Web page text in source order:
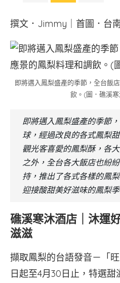
撰文．Jimmy｜首圖．台
即將邁入鳳梨盛產的季節，全台飯
飲。(圖．礁溪
即將邁入鳳梨盛產的季節
球，經過改良的各式鳳梨
觀光客喜愛的鳳梨酥，各
之外，全台各大飯店也紛
持，推出了各式各樣的鳳
迎接酸甜美好滋味的鳳梨
礁溪寒沐酒店｜沐運
滋滋
擷取鳳梨的台語發音－「
日起至4月30日止，特選